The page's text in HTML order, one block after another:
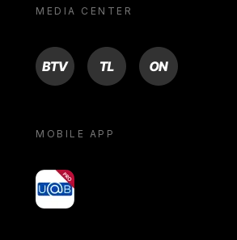
MEDIA CENTER
BTV TL ON
MOBILE APP
yoU@B